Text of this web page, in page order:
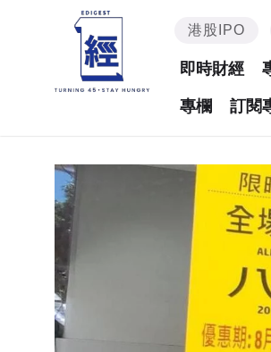
港股IPO
即時財經
專欄 訂閱